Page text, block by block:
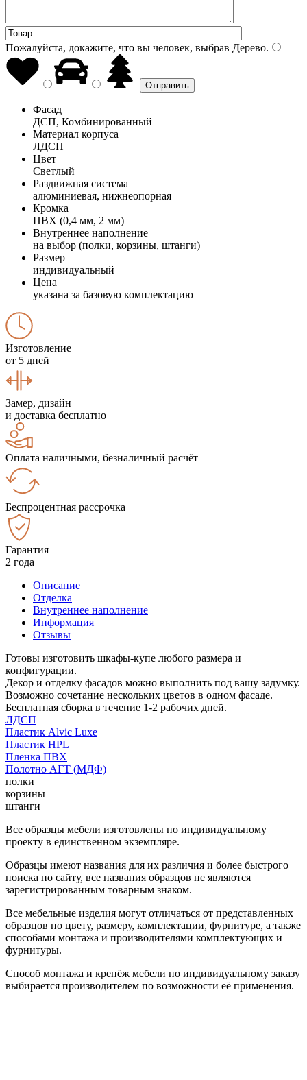
Пожалуйста, докажите, что вы человек, выбрав Дерево.
Фасад
ДСП, Комбинированный
Материал корпуса
ЛДСП
Цвет
Светлый
Раздвижная система
алюминиевая, нижнеопорная
Кромка
ПВХ (0,4 мм, 2 мм)
Внутреннее наполнение
на выбор (полки, корзины, штанги)
Размер
индивидуальный
Цена
указана за базовую комплектацию
Изготовление
от 5 дней
Замер, дизайн
и доставка бесплатно
Оплата наличными, безналичный расчёт
Беспроцентная рассрочка
Гарантия
2 года
Описание
Отделка
Внутреннее наполнение
Информация
Отзывы
Готовы изготовить шкафы-купе любого размера и
конфигурации.
Декор и отделку фасадов можно выполнить под вашу задумку.
Возможно сочетание нескольких цветов в одном фасаде.
Бесплатная сборка в течение 1-2 рабочих дней.
ЛДСП
Пластик Alvic Luxe
Пластик HPL
Пленка ПВХ
Полотно АГТ (МДФ)
полки
корзины
штанги
Все образцы мебели изготовлены по индивидуальному
проекту в единственном экземпляре.
Образцы имеют названия для их различия и более быстрого
поиска по сайту, все названия образцов не являются
зарегистрированным товарным знаком.
Все мебельные изделия могут отличаться от представленных
образцов по цвету, размеру, комплектации, фурнитуре, а также
способами монтажа и производителями комплектующих и
фурнитуры.
Способ монтажа и крепёж мебели по индивидуальному заказу
выбирается производителем по возможности её применения.